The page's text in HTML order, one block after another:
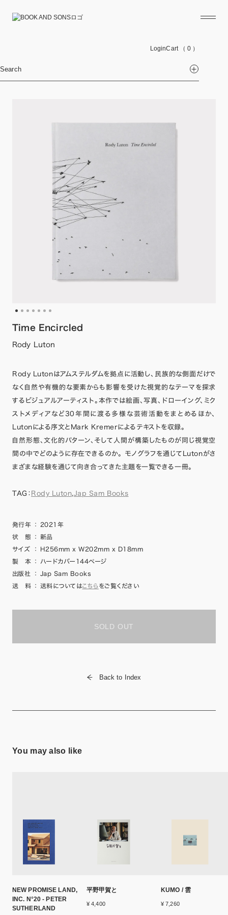
LoginCart （ 0 ）
Search
Time Encircled
Rody Luton
Rody Lutonはアムステルダムを拠点に活動し、民族的な側面だけで
なく自然や有機的な要素からも影響を受けた視覚的なテーマを探求
するビジュアルアーティスト。本作では絵画、写真、ドローイング、ミク
ストメディアなど30年間に渡る多様な芸術活動をまとめるほか、
Lutonによる序文とMark Kremerによるテキストを収録。
自然形態、文化的パターン、そして人間が構築したものが同じ視覚空
間の中でどのように存在できるのか。 モノグラフを通じてLutonがさ
まざまな経験を通じて向き合ってきた主題を一覧できる一冊。
TAG： Rody Luton,Jap Sam Books
発行年 ：
2021年
状 態
：
新品
サイズ
：
H256mm x W202mm x D18mm
製 本
：
ハードカバー144ページ
出版社
：
Jap Sam Books
送 料
： 送料についてはこちら をご覧ください
SOLD OUT
Back to Index
You may also like
NEW PROMISE LAND,
INC. N°20 - PETER
SUTHERLAND
平野甲賀と
¥ 4,400
KUMO / 雲
¥ 7,260